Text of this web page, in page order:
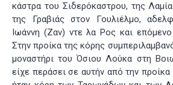
κάστρα του Σιδερόκαστρου, της
της Γραβιάς στον Γουλιέλμο,
Ιωάννη (Ζαν) ντε λα Ρος και
Στην προίκα της κόρης
μοναστήρι του Όσιου Λούκα στη
είχε περάσει σε αυτήν από την